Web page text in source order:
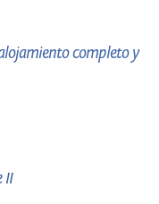
completo y
II